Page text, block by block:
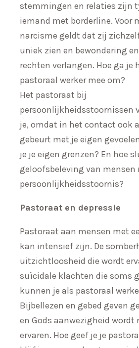
stemmingen en relaties zijn
iemand met borderline. Voor
narcisme geldt dat zij
uniek zien en bewondering
rechten verlangen. Hoe ga je
pastoraal werker mee om?
Het pastoraat bij
persoonlijkheidsstoornissen
je, omdat in het contact ook
gebeurt met je eigen
je je eigen grenzen? En hoe
geloofsbeleving van mensen
persoonlijkheidsstoornis?
Pastoraat en depressie
Pastoraat aan mensen met
kan intensief zijn. De
uitzichtloosheid die wordt
suïcidale klachten die soms
kunnen je als pastoraal
Bijbellezen en gebed geven
en Gods aanwezigheid wordt
ervaren. Hoe geef je je